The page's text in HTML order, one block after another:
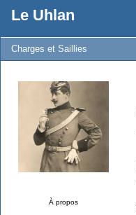
Le Uhlan
Charges et Saillies
À propos